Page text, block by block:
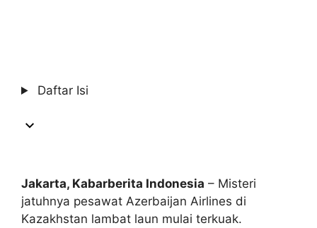
Daftar Isi
Jakarta, Kabarberita Indonesia – Misteri
jatuhnya pesawat Azerbaijan Airlines di
Kazakhstan lambat laun mulai terkuak.